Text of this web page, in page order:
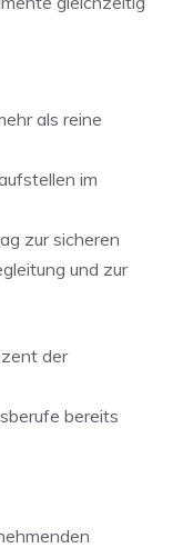
als reine
im
zur sicheren
und zur
der
bereits